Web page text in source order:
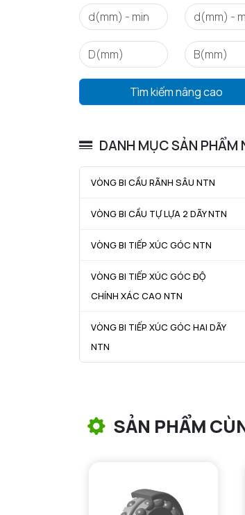
Tìm kiếm nâng cao
DANH MỤC SẢN PHẨM
VÒNG BI CẦU RÃNH SÂU NTN
VÒNG BI CẦU TỰ LỰA 2 DÃY NTN
VÒNG BI TIẾP XÚC GÓC NTN
VÒNG BI TIẾP XÚC GÓC ĐỘ
CHÍNH XÁC CAO NTN
VÒNG BI TIẾP XÚC GÓC HAI DÃY
NTN
VÒNG BI ĐŨA TRỤ NTN
SẢN PHẨM